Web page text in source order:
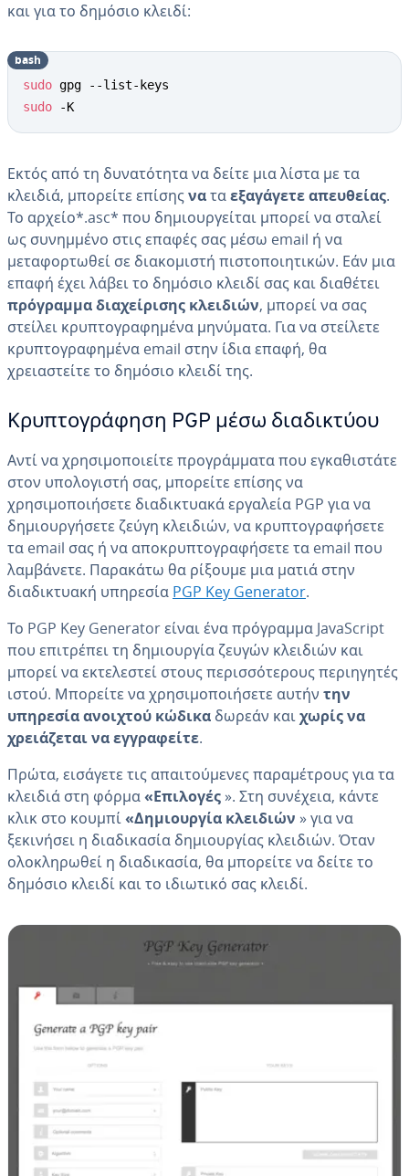
και για το δημόσιο κλειδί:
sudo
sudo -K
bash
Εκτός από τη δυνατότητα να δείτε μια λίστα με τα
κλειδιά, μπορείτε επίσηςναταεξαγάγετε απευθείας.
Το αρχείο*.asc* που δημιουργείται μπορεί να σταλεί
ως συνημμένο στις επαφές σας μέσω email ή να
μεταφορτωθεί σε διακομιστή πιστοποιητικών. Εάν μια
επαφή έχει λάβει το δημόσιο κλειδί σας και διαθέτει
πρόγραμμα διαχείρισης κλειδιών, μπορεί να σας
στείλει κρυπτογραφημένα μηνύματα. Για να στείλετε
κρυπτογραφημένα email στην ίδια επαφή, θα
χρειαστείτε το δημόσιο κλειδί της.
Κρυπτογράφηση PGP μέσω διαδικτύου
Αντί να χρησιμοποιείτε προγράμματα που εγκαθιστάτε
στον υπολογιστή σας, μπορείτε επίσης να
χρησιμοποιήσετε διαδικτυακά εργαλεία PGP για να
δημιουργήσετε ζεύγη κλειδιών, να κρυπτογραφήσετε
τα email σας ή να αποκρυπτογραφήσετε τα email που
λαμβάνετε. Παρακάτω θα ρίξουμε μια ματιά στην
διαδικτυακή υπηρεσία PGP Key Generator.
Το PGP Key Generator είναι ένα πρόγραμμα JavaScript
που επιτρέπει τη δημιουργία ζευγών κλειδιών και
μπορεί να εκτελεστεί στους περισσότερους περιηγητές
ιστού. Μπορείτε να χρησιμοποιήσετε αυτήν την
υπηρεσία ανοιχτού κώδικα δωρεάν καιχωρίς να
χρειάζεται να εγγραφείτε.
Πρώτα, εισάγετε τις απαιτούμενες παραμέτρους για τα
κλειδιά στη φόρμα«Επιλογές ». Στη συνέχεια, κάντε
κλικ στο κουμπί«Δημιουργία κλειδιών » για να
ξεκινήσει η διαδικασία δημιουργίας κλειδιών. Όταν
ολοκληρωθεί η διαδικασία, θα μπορείτε να δείτε το
δημόσιο κλειδί και το ιδιωτικό σας κλειδί.